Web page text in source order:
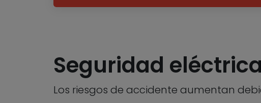
Seguridad
Los riesgos de accidente aumentan